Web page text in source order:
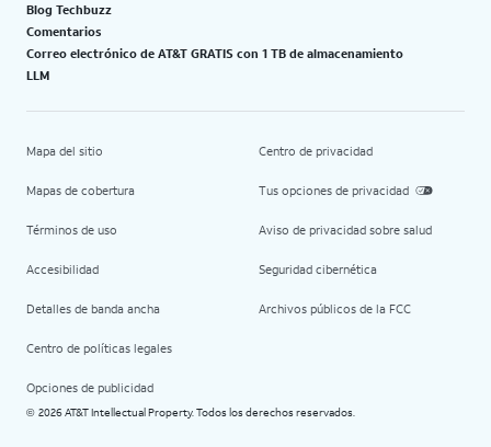
Blog Techbuzz
Comentarios
Correo electrónico de AT&T GRATIS con 1 TB de almacenamiento
LLM
Mapa del sitio
Mapas de cobertura
Términos de uso
Accesibilidad
Detalles de banda ancha
Centro de políticas legales
Opciones de publicidad
Centro de privacidad
Tus opciones de privacidad
Aviso de privacidad sobre salud
Seguridad cibernética
Archivos públicos de la FCC
© 2026 AT&T Intellectual Property. Todos los derechos reservados.